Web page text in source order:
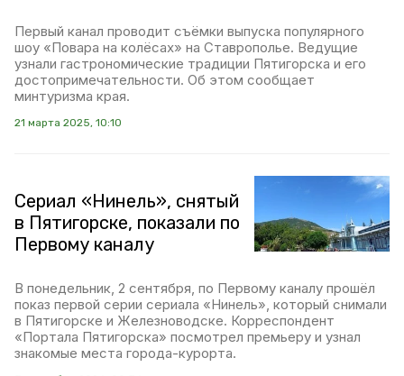
Первый канал проводит съёмки выпуска популярного
шоу «Повара на колёсах» на Ставрополье. Ведущие
узнали гастрономические традиции Пятигорска и его
достопримечательности. Об этом сообщает
минтуризма края.
21 марта 2025, 10:10
Сериал «Нинель», снятый
в Пятигорске, показали по
Первому каналу
В понедельник, 2 сентября, по Первому каналу прошёл
показ первой серии сериала «Нинель», который снимали
в Пятигорске и Железноводске. Корреспондент
«Портала Пятигорска» посмотрел премьеру и узнал
знакомые места города-курорта.